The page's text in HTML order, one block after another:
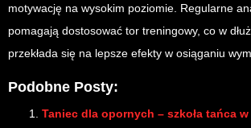
motywację na wysokim poziomie. Regularne
pomagają dostosować tor treningowy, co w
przekłada się na lepsze efekty w osiąganiu
Podobne Posty:
Taniec dla opornych – szkoła tańca